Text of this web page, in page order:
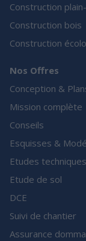
Construction
Construction bois
Construction
Nos Offres
Conception &
Mission complète
Conseils
Esquisses &
Etudes techniques
Etude de sol
DCE
Suivi de chantier
Assurance